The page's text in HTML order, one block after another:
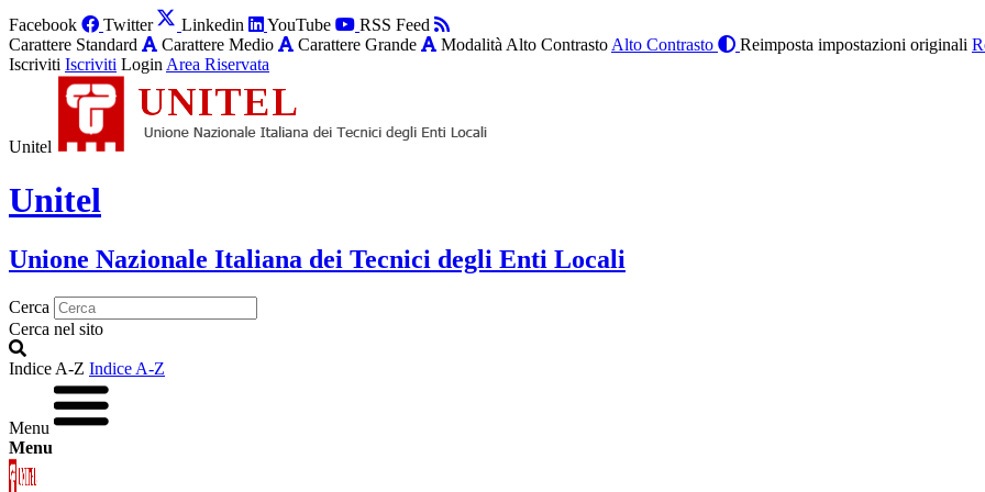
Facebook Twitter Linkedin YouTube
RSS Feed
Carattere Standard
Carattere Medio Carattere Grande Modalità Alto Contrasto Alto Contrasto Reimposta impostazioni originali
Iscriviti Iscriviti Login Area Riservata
Unitel
Unitel
Unione Nazionale Italiana dei Tecnici degli Enti Locali
Cerca
Cerca nel sito
Indice A-Z Indice A-Z
Menu
Menu